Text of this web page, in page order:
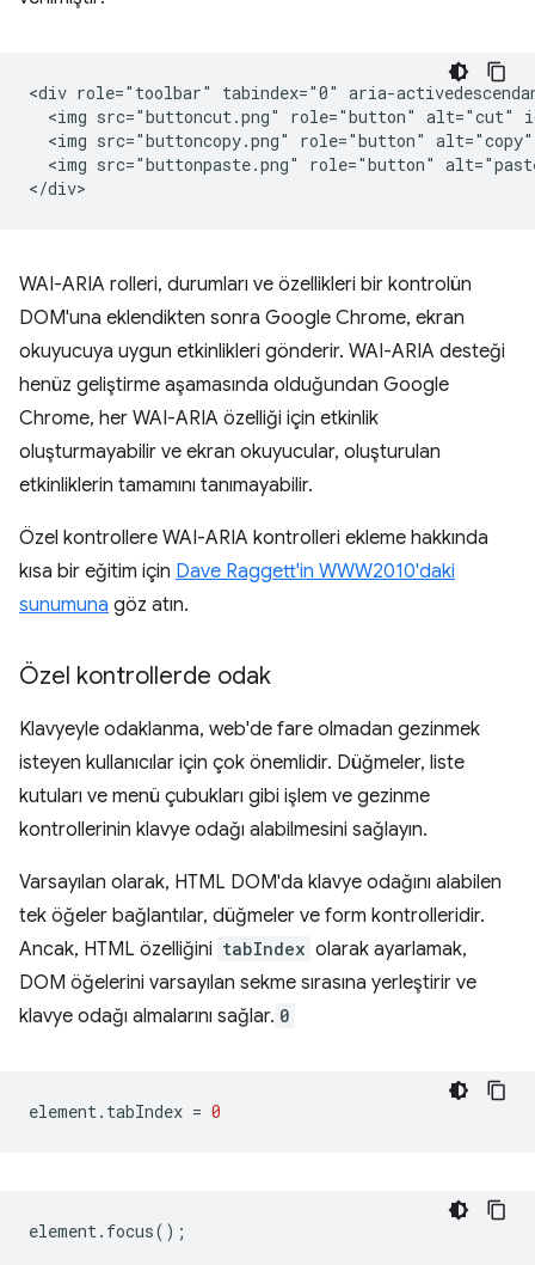
<div role="toolbar" tabindex="0" aria-
<img src="buttoncut.png" role="button" alt="cut"
<img src="buttoncopy.png" role="button"
<img src="buttonpaste.png" role="button"
WAI-ARIA rolleri, durumları ve özellikleri bir kontrolün
DOM'una eklendikten sonra Google Chrome, ekran
okuyucuya uygun etkinlikleri gönderir. WAI-ARIA desteği
henüz geliştirme aşamasında olduğundan Google
Chrome, her WAI-ARIA özelliği için etkinlik
oluşturmayabilir ve ekran okuyucular, oluşturulan
etkinliklerin tamamını tanımayabilir.
Özel kontrollere WAI-ARIA kontrolleri ekleme hakkında
kısa bir eğitim için Dave Raggett'in WWW2010'daki
sunumuna göz atın.
Özel kontrollerde odak
Klavyeyle odaklanma, web'de fare olmadan gezinmek
isteyen kullanıcılar için çok önemlidir. Düğmeler, liste
kutuları ve menü çubukları gibi işlem ve gezinme
kontrollerinin klavye odağı alabilmesini sağlayın.
Varsayılan olarak, HTML DOM'da klavye odağını alabilen
tek öğeler bağlantılar, düğmeler ve form kontrolleridir.
Ancak, HTML özelliğini tabIndex olarak ayarlamak,
DOM öğelerini varsayılan sekme sırasına yerleştirir ve
klavye odağı almalarını sağlar. 0
element . tabIndex = 0
element . focus();